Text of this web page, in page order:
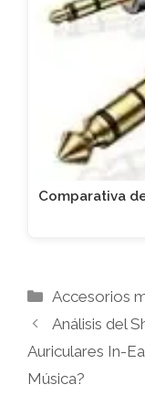
Comparativa
Categorías
Accesorios
Análisis del
Auriculares In-
Música?